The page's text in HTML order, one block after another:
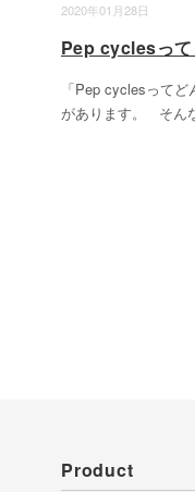
2020年01月28日
Pep cyclesっ
「Pep cyclesって
があります。 そん
Product